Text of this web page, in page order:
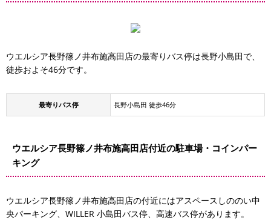
ウエルシア長野篠ノ井布施高田店の最寄りバス停は長野小島田で、
徒歩およそ46分です。
最寄りバス停 長野小島田 徒歩46分
ウエルシア長野篠ノ井布施高田店付近の駐車場・コインパー
キング
ウエルシア長野篠ノ井布施高田店の付近にはアスペースしののい中
央パーキング、WILLER 小島田バス停、高速バス停があります。